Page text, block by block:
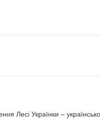
Лесі Українки –